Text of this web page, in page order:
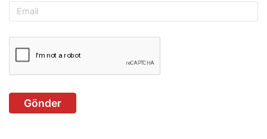
Gönder